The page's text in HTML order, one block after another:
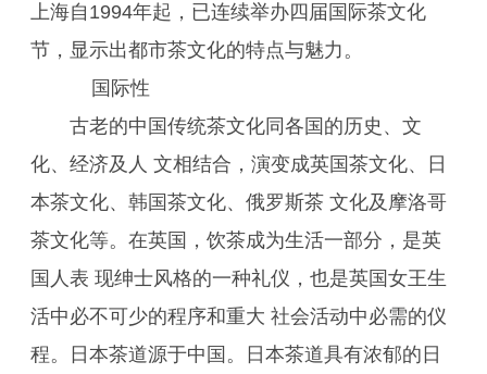
上海自1994年起，已连续举办四届国际茶文化
节，显示出都市茶文化的特点与魅力。
国际性
古老的中国传统茶文化同各国的历史、文
化、经济及人 文相结合，演变成英国茶文化、日
本茶文化、韩国茶文化、俄罗斯茶 文化及摩洛哥
茶文化等。在英国，饮茶成为生活一部分，是英
国人表 现绅士风格的一种礼仪，也是英国女王生
活中必不可少的程序和重大 社会活动中必需的仪
程。日本茶道源于中国。日本茶道具有浓郁的日